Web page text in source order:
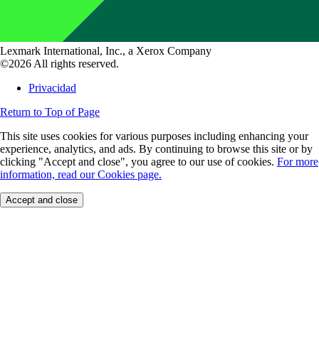
Lexmark International, Inc., a Xerox Company
©2026 All rights reserved.
Privacidad
Return to Top of Page
This site uses cookies for various purposes including enhancing your
experience, analytics, and ads. By continuing to browse this site or by
clicking "Accept and close", you agree to our use of cookies. For more
information, read our Cookies page.
Accept and close